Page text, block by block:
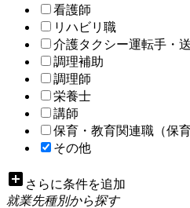
看護師
リハビリ職
介護タクシー運転手・
調理補助
調理師
栄養士
講師
保育・教育関連職（保
その他
add_box さらに条件を追加
就業先種別から探す